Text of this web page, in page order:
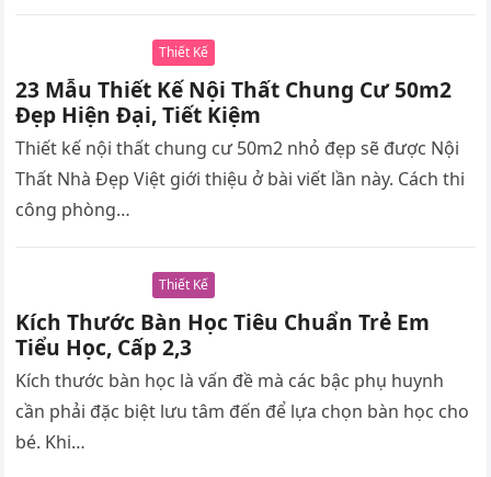
Thiết Kế
23 Mẫu Thiết Kế Nội Thất Chung Cư 50m2
Đẹp Hiện Đại, Tiết Kiệm
Thiết kế nội thất chung cư 50m2 nhỏ đẹp sẽ được Nội
Thất Nhà Đẹp Việt giới thiệu ở bài viết lần này. Cách thi
công phòng…
Thiết Kế
Kích Thước Bàn Học Tiêu Chuẩn Trẻ Em
Tiểu Học, Cấp 2,3
Kích thước bàn học là vấn đề mà các bậc phụ huynh
cần phải đặc biệt lưu tâm đến để lựa chọn bàn học cho
bé. Khi…